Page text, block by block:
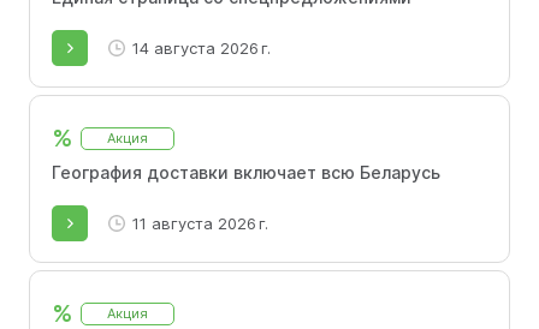
14 августа 2026 г.
% Акция
География доставки включает всю Беларусь
11 августа 2026 г.
% Акция